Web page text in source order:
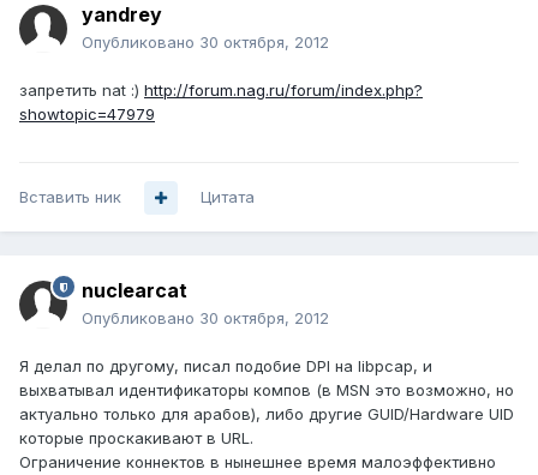
yandrey
Опубликовано 30 октября, 2012
запретить nat :) http://forum.nag.ru/forum/index.php?
showtopic=47979
Вставить ник Цитата
nuclearcat
Опубликовано 30 октября, 2012
Я делал по другому, писал подобие DPI на libpcap, и
выхватывал идентификаторы компов (в MSN это возможно, но
актуально только для арабов), либо другие GUID/Hardware UID
которые проскакивают в URL.
Ограничение коннектов в нынешнее время малоэффективно